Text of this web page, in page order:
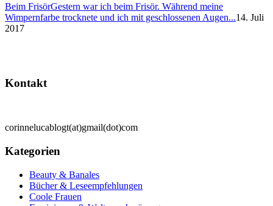
Beim FrisörGestern war ich beim Frisör. Während meine
Wimpernfarbe trocknete und ich mit geschlossenen Augen...14. Juli
2017
Kontakt
corinnelucablogt(at)gmail(dot)com
Kategorien
Beauty & Banales
Bücher & Leseempfehlungen
Coole Frauen